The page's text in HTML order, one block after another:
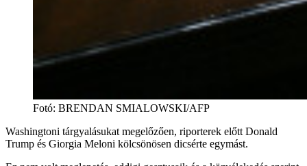
Fotó: BRENDAN SMIALOWSKI/AFP
Washingtoni tárgyalásukat megelőzően, riporterek előtt Donald
Trump és Giorgia Meloni kölcsönösen dicsérte egymást.